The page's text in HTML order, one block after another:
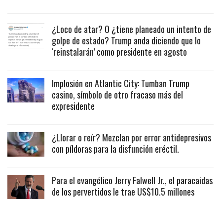
¿Loco de atar? O ¿tiene planeado un intento de
golpe de estado? Trump anda diciendo que lo
‘reinstalarán’ como presidente en agosto
Implosión en Atlantic City: Tumban Trump
casino, símbolo de otro fracaso más del
expresidente
¿Llorar o reír? Mezclan por error antidepresivos
con píldoras para la disfunción eréctil.
Para el evangélico Jerry Falwell Jr., el paracaidas
de los pervertidos le trae US$10.5 millones